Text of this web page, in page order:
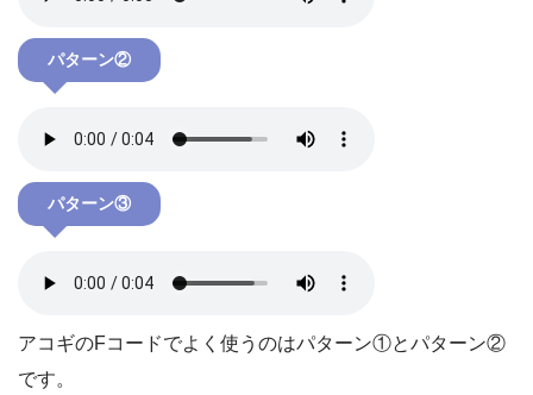
パターン②
パターン③
アコギのFコードでよく使うのはパターン①とパターン②
です。